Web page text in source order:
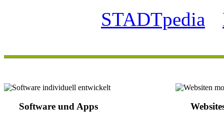
STADTpedia
Software und Apps